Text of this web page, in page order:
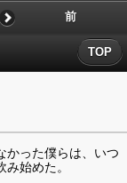
TOP
前
かった僕らは、いつ
始めた。